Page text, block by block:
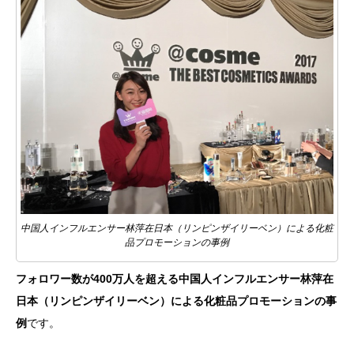
中国人インフルエンサー林萍在日本（リンピンザイリーベン）による化粧
品プロモーションの事例
フォロワー数が400万人を超える中国人インフルエンサー林萍在
日本（リンピンザイリーベン）による化粧品プロモーションの事
例です。